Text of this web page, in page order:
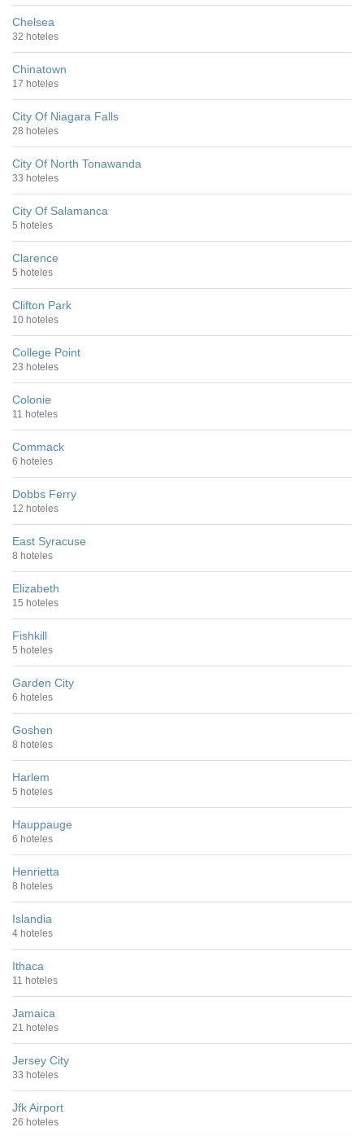
Chelsea
32 hoteles
Chinatown
17 hoteles
City Of Niagara Falls
28 hoteles
City Of North Tonawanda
33 hoteles
City Of Salamanca
5 hoteles
Clarence
5 hoteles
Clifton Park
10 hoteles
College Point
23 hoteles
Colonie
11 hoteles
Commack
6 hoteles
Dobbs Ferry
12 hoteles
East Syracuse
8 hoteles
Elizabeth
15 hoteles
Fishkill
5 hoteles
Garden City
6 hoteles
Goshen
8 hoteles
Harlem
5 hoteles
Hauppauge
6 hoteles
Henrietta
8 hoteles
Islandia
4 hoteles
Ithaca
11 hoteles
Jamaica
21 hoteles
Jersey City
33 hoteles
Jfk Airport
26 hoteles